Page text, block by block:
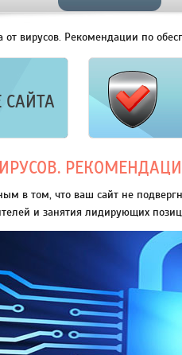
от вирусов. Рекомендации по
САЙТА
в том, что ваш сайт не
и занятия лидирующих